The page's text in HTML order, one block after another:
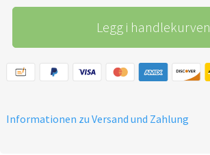
Legg i handlekurven
Informationen zu Versand und Zahlung